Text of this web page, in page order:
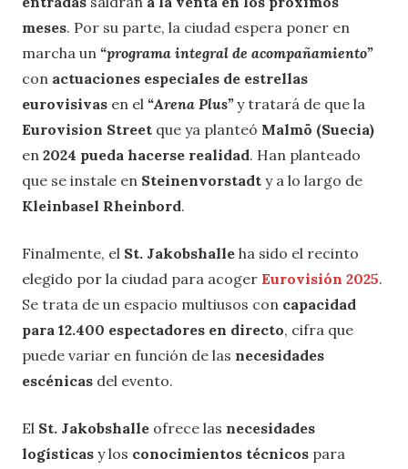
meses. Por su parte, la ciudad espera poner en
marcha un “programa integral de acompañamiento”
con actuaciones especiales de estrellas
eurovisivas en el “Arena Plus”y tratará de que la
Eurovision Street que ya planteó Malmö (Suecia)
en 2024 pueda hacerse realidad. Han planteado
que se instale en Steinenvorstadt y a lo largo de
Kleinbasel Rheinbord.
Finalmente, el St. Jakobshalle ha sido el recinto
elegido por la ciudad para acoger Eurovisión 2025.
Se trata de un espacio multiusos con capacidad
para 12.400 espectadores en directo, cifra que
puede variar en función de las necesidades
escénicas del evento.
El St. Jakobshalle ofrece las necesidades
logísticas y los conocimientos técnicos para